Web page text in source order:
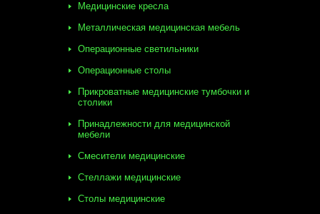
Медицинские кресла
Металлическая медицинская мебель
Операционные светильники
Операционные столы
Прикроватные медицинские тумбочки и
столики
Принадлежности для медицинской
мебели
Смесители медицинские
Стеллажи медицинские
Столы медицинские